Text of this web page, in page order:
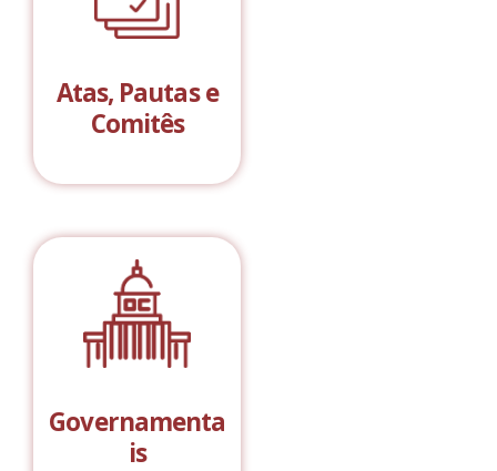
Atas, Pautas e
Comitês
Governamenta
is